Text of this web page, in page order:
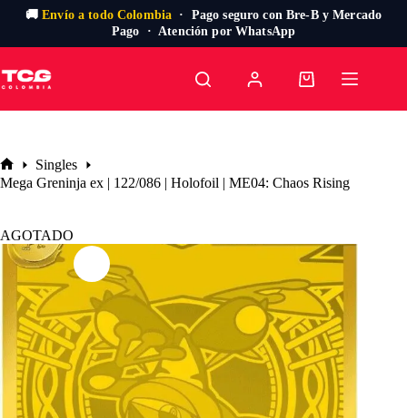
🚚Envío a todo Colombia · Pago seguro con Bre-B y Mercado
Pago · Atención por WhatsApp
al
contenido
Carro
Inicio
Singles
Mega Greninja ex | 122/086 | Holofoil | ME04: Chaos Rising
AGOTADO